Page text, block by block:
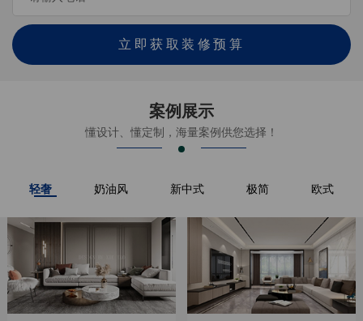
立即获取装修预算
案例展示
懂设计、懂定制，海量案例供您选择！
轻奢 奶油风 新中式 极简 欧式